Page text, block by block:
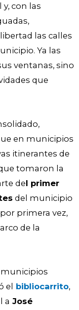
con las
las calles
Ya las
ventanas, sino
que
en municipios
itinerantes de
tomaron la
del primer
del municipio
primera vez,
de la
municipios
el bibliocarrito,
a José